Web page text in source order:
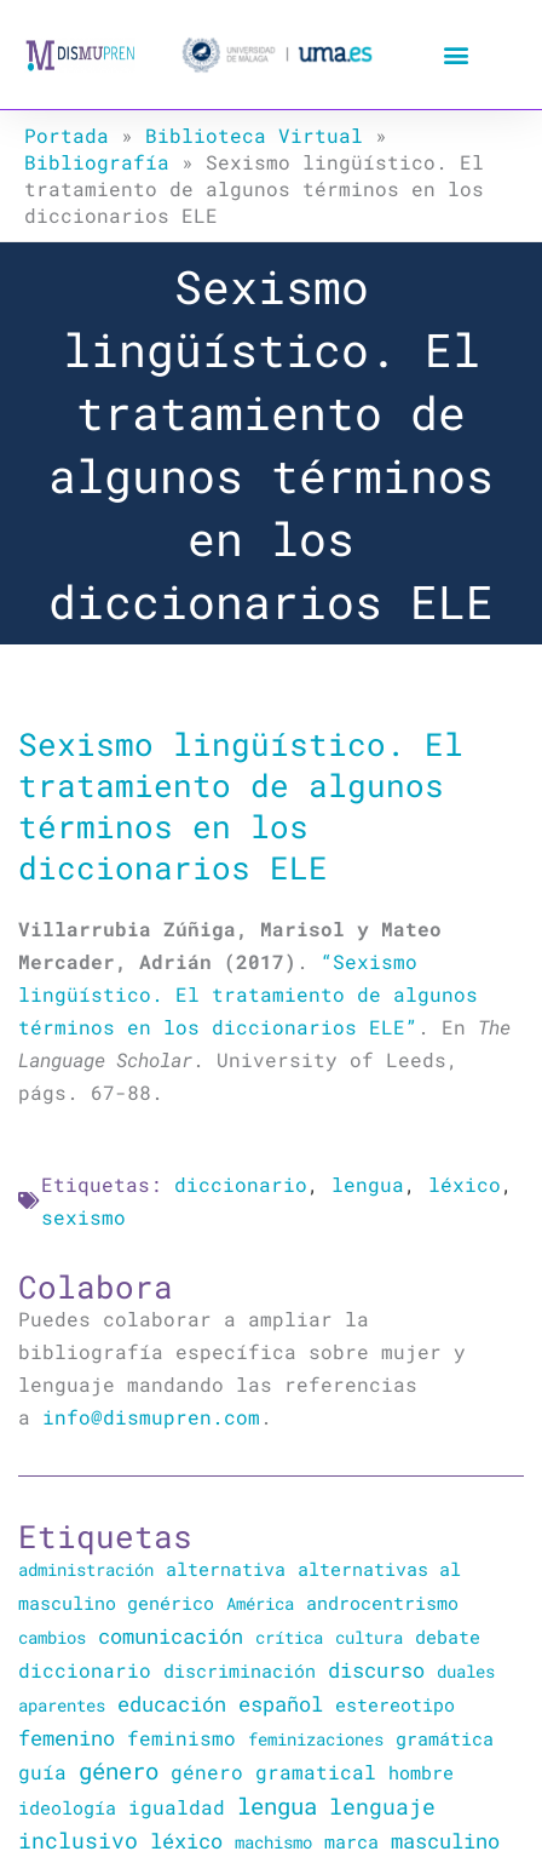
Portada » Biblioteca Virtual »
Bibliografía » Sexismo lingüístico. El
tratamiento de algunos términos en los
diccionarios ELE
Sexismo
lingüístico. El
tratamiento de
algunos términos
en los
diccionarios ELE
Sexismo lingüístico. El
tratamiento de algunos
términos en los
diccionarios ELE
Villarrubia Zúñiga, Marisol y Mateo
Mercader, Adrián (2017) . “Sexismo
lingüístico. El tratamiento de algunos
términos en los diccionarios ELE” . En The
Language Scholar. University of Leeds,
págs. 67-88.
Etiquetas: diccionario, lengua, léxico,
sexismo
Colabora
Puedes colaborar a ampliar la
bibliografía específica sobre mujer y
lenguaje mandando las referencias
a info@dismupren.com .
Etiquetas
administración alternativa alternativas al
masculino genérico
América androcentrismo
cambios comunicación crítica cultura debate
diccionario discriminación discurso duales
aparentes educación español estereotipo
femenino feminismo feminizaciones gramática
guía género género gramatical hombre
ideología igualdad lengua lenguaje
inclusivo léxico machismo marca masculino